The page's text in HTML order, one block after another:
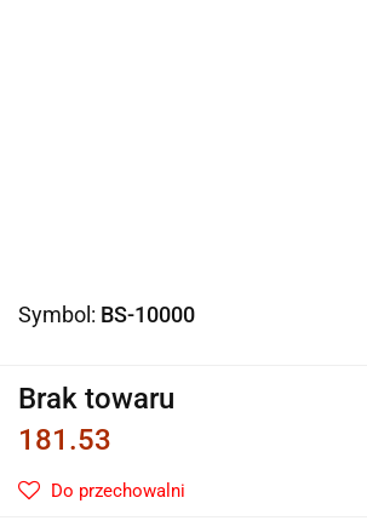
Symbol: BS-10000
Brak towaru
181.53
Do przechowalni